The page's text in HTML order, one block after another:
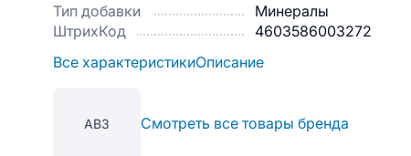
Тип добавки
Минералы
ШтрихКод
4603586003272
Все характеристикиОписание
АВЗ Смотреть все товары бренда